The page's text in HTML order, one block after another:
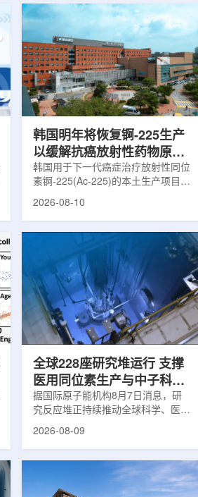
韩国明年将恢复锕-225生产
以缓解抗癌放射性药物原料
短缺
韩国用于下一代癌症治疗放射性同位
素锕-225(Ac-225)的本土生产项目，
在停滞一年多后预计将于明年重启。
试生产后，于明年下半年启动正式生
产，以缓解国内临床研究和放射性药
物开发面临的原料短缺问题。韩国放
射医学研究院隶属于韩国科学技术信
息通信部。该机构于去年5月获得核
安全委员会批准，可利用回旋加速器
生产Ac-225。该项目最早于2018年
进入审查程序，历时七年获批，原
2026-08-10
全球228座研究堆运行 支撑
医用同位素生产与中子科学
创新
据国际原子能机构8月7日消息，研
究反应堆正持续推动全球科学、医疗
和工业领域创新。目前，全球54个
应堆不同于用于发电的核反应堆，主
要功能是产生中子，为医疗、工业、
2026-08-09